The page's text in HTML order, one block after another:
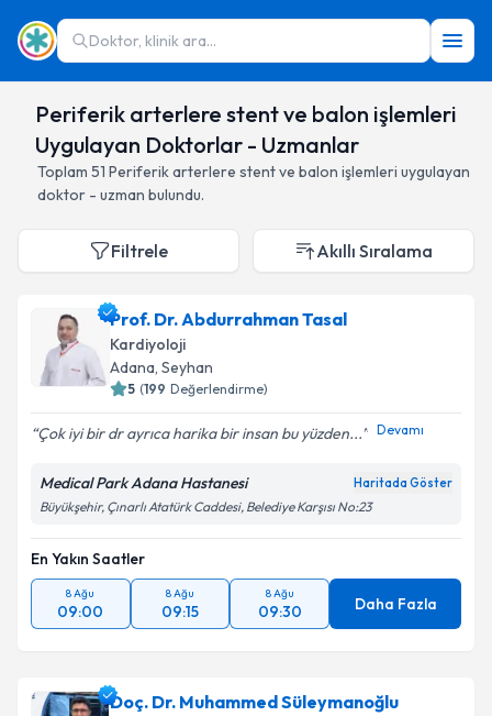
Doktor, klinik ara...
Periferik arterlere stent ve balon işlemleri
Uygulayan Doktorlar - Uzmanlar
Toplam 51 Periferik arterlere stent ve balon işlemleri uygulayan
doktor - uzman bulundu.
Filtrele Akıllı Sıralama
Prof. Dr. Abdurrahman Tasal
Kardiyoloji
Adana, Seyhan
5 (199 Değerlendirme)
Çok iyi bir dr ayrıca harika bir insan bu yüzden... Devamı
Medical Park Adana Hastanesi Haritada Göster
Büyükşehir, Çınarlı Atatürk Caddesi, Belediye Karşısı No:23
En Yakın Saatler
8 Ağu
09:00
8 Ağu
09:15
8 Ağu
09:30 Daha Fazla
Doç. Dr. Muhammed Süleymanoğlu